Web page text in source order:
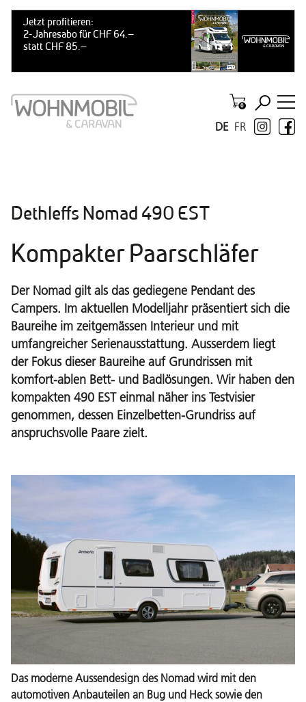
FR
DE
Dethleffs Nomad 490 EST
Kompakter Paarschläfer
Der Nomad gilt als das gediegene Pendant des
Campers. Im aktuellen Modelljahr präsentiert sich die
Baureihe im zeitgemässen Interieur und mit
umfangreicher Serienausstattung. Ausserdem liegt
der Fokus dieser Baureihe auf Grundrissen mit
komfort-ablen Bett- und Badlösungen. Wir haben den
kompakten 490 EST einmal näher ins Testvisier
genommen, dessen Einzelbetten-Grundriss auf
anspruchsvolle Paare zielt.
Das moderne Aussendesign des Nomad wird mit den
automotiven Anbauteilen an Bug und Heck sowie den